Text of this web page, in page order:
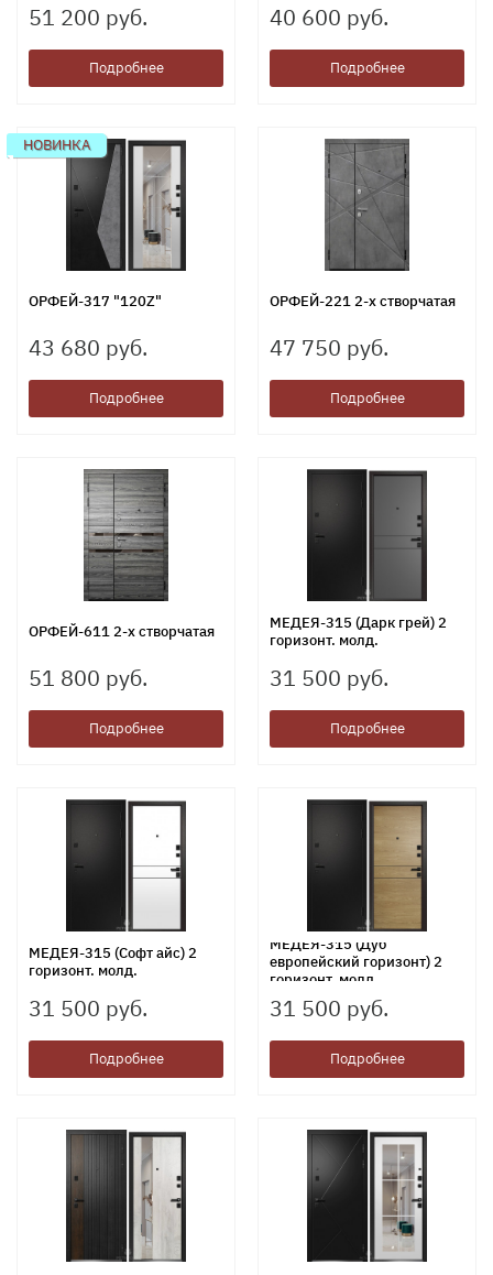
51 200 руб.
Подробнее
40 600 руб.
Подробнее
НОВИНКА
ОРФЕЙ-317 "120Z"
43 680 руб.
Подробнее
ОРФЕЙ-221 2-х створчатая
47 750 руб.
Подробнее
ОРФЕЙ-611 2-х створчатая
51 800 руб.
Подробнее
МЕДЕЯ-315 (Дарк грей) 2
горизонт. молд.
31 500 руб.
Подробнее
МЕДЕЯ-315 (Софт айс) 2
горизонт. молд.
31 500 руб.
Подробнее
МЕДЕЯ-315 (Дуб
европейский горизонт) 2
горизонт. молд.
31 500 руб.
Подробнее